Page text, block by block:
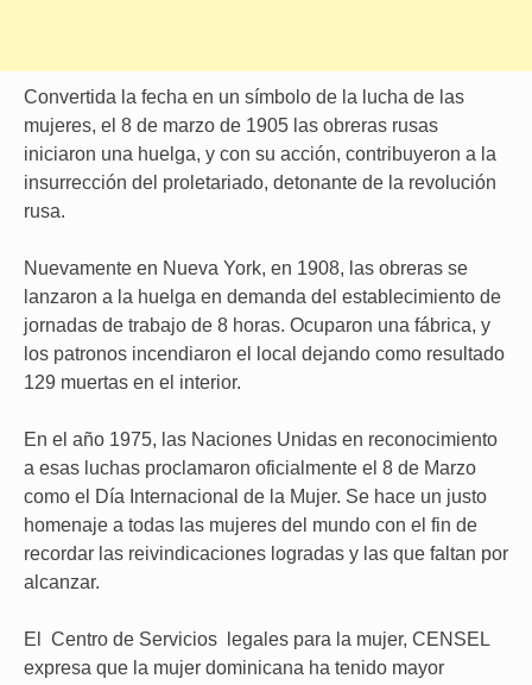
Convertida la fecha en un símbolo de la lucha de las
mujeres, el 8 de marzo de 1905 las obreras rusas
iniciaron una huelga, y con su acción, contribuyeron a la
insurrección del proletariado, detonante de la revolución
rusa.
Nuevamente en Nueva York, en 1908, las obreras se
lanzaron a la huelga en demanda del establecimiento de
jornadas de trabajo de 8 horas. Ocuparon una fábrica, y
los patronos incendiaron el local dejando como resultado
129 muertas en el interior.
En el año 1975, las Naciones Unidas en reconocimiento
a esas luchas proclamaron oficialmente el 8 de Marzo
como el Día Internacional de la Mujer. Se hace un justo
homenaje a todas las mujeres del mundo con el fin de
recordar las reivindicaciones logradas y las que faltan por
alcanzar.
El Centro de Servicios legales para la mujer, CENSEL
expresa que la mujer dominicana ha tenido mayor